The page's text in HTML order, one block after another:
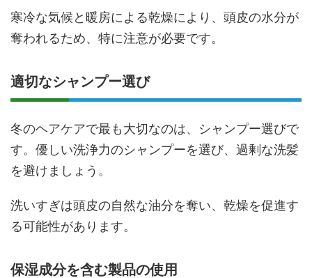
寒冷な気候と暖房による乾燥により、頭皮の水分が
奪われるため、特に注意が必要です。
適切なシャンプー選び
冬のヘアケアで最も大切なのは、シャンプー選びで
す。優しい洗浄力のシャンプーを選び、過剰な洗髪
を避けましょう。
洗いすぎは頭皮の自然な油分を奪い、乾燥を促進す
る可能性があります。
保湿成分を含む製品の使用